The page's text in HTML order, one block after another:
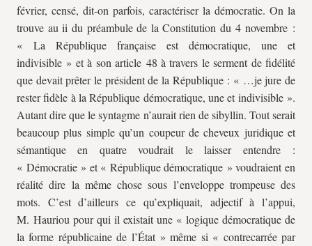
février, censé, dit-on parfois, caractériser la démocratie. On la
trouve auii du préambule de la Constitution du 4 novembre :
« La République française est démocratique, une et
indivisible » et à son article 48 à travers le serment de fidélité
que devait prêter le président de la République : « …je jure de
rester fidèle à la République démocratique, une et indivisible ».
Autant dire que le syntagme n’aurait rien de sibyllin. Tout serait
beaucoup plus simple qu’un coupeur de cheveux juridique et
sémantique en quatre voudrait le laisser entendre :
« Démocratie » et « République démocratique » voudraient en
réalité dire la même chose sous l’enveloppe trompeuse des
mots. C’est d’ailleurs ce qu’expliquait, adjectif à l’appui,
M. Hauriou pour qui il existait une « logique démocratique de
la forme républicaine de l’État » même si « contrecarrée par